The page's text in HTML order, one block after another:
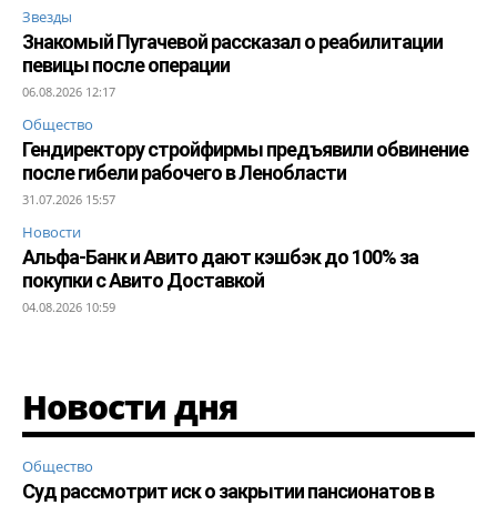
Звезды
Знакомый Пугачевой рассказал о реабилитации
певицы после операции
06.08.2026 12:17
Общество
Гендиректору стройфирмы предъявили обвинение
после гибели рабочего в Ленобласти
31.07.2026 15:57
Новости
Альфа-Банк и Авито дают кэшбэк до 100% за
покупки с Авито Доставкой
04.08.2026 10:59
Новости дня
Общество
Суд рассмотрит иск о закрытии пансионатов в